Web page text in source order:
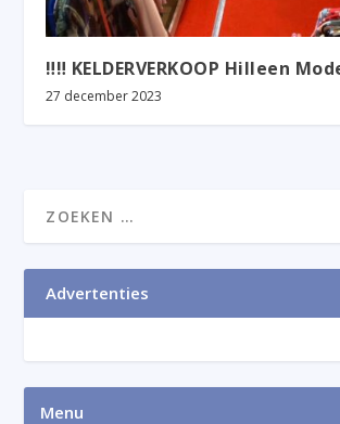
‼️‼️ KELDERVERKOOP Hilleen
27 december 2023
Advertenties
Menu